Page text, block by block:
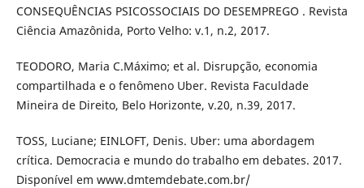
CONSEQUÊNCIAS PSICOSSOCIAIS DO DESEMPREGO . Revista
Ciência Amazônida, Porto Velho: v.1, n.2, 2017.
TEODORO, Maria C.Máximo; et al. Disrupção, economia
compartilhada e o fenômeno Uber. Revista Faculdade
Mineira de Direito, Belo Horizonte, v.20, n.39, 2017.
TOSS, Luciane; EINLOFT, Denis. Uber: uma abordagem
crítica. Democracia e mundo do trabalho em debates. 2017.
Disponível em www.dmtemdebate.com.br/